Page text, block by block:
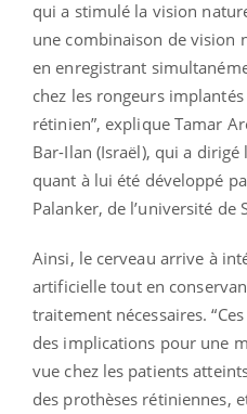
qui a stimulé la vision
une combinaison de vision
en enregistrant
chez les rongeurs
rétinien”, explique Tamar
Bar-Ilan (Israël), qui a dirigé
quant à lui été développé
Palanker, de l’université de
Ainsi, le cerveau arrive à
artificielle tout en
traitement nécessaires.
des implications pour une
vue chez les patients
des prothèses rétiniennes,